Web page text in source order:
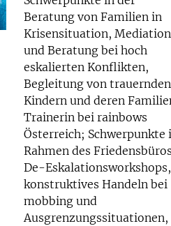
Beratung von Familien in
Krisensituation, Mediation
und Beratung bei hoch
eskalierten Konflikten,
Begleitung von trauernden
Kindern und deren
Trainerin bei rainbows
Österreich; Schwerpunkte
Rahmen des
De-Eskalationsworkshops,
konstruktives Handeln bei
mobbing und
Ausgrenzungssituationen,